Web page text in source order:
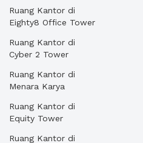
Ruang Kantor di
Eighty8 Office Tower
Ruang Kantor di
Cyber 2 Tower
Ruang Kantor di
Menara Karya
Ruang Kantor di
Equity Tower
Ruang Kantor di